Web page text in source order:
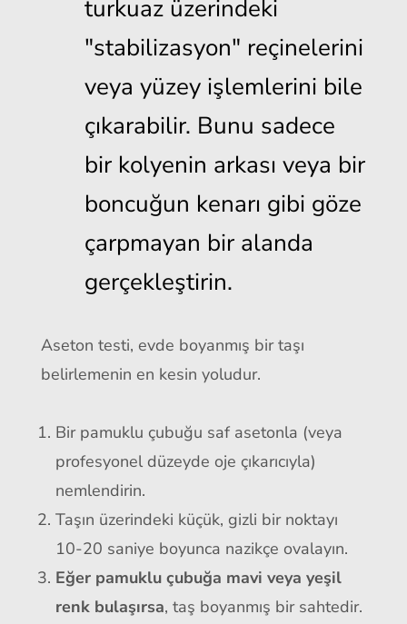
turkuaz üzerindeki
"stabilizasyon" reçinelerini
veya yüzey işlemlerini bile
çıkarabilir. Bunu sadece
bir kolyenin arkası veya bir
boncuğun kenarı gibi göze
çarpmayan bir alanda
gerçekleştirin.
Aseton testi, evde boyanmış bir taşı
belirlemenin en kesin yoludur.
Bir pamuklu çubuğu saf asetonla (veya
profesyonel düzeyde oje çıkarıcıyla)
nemlendirin.
Taşın üzerindeki küçük, gizli bir noktayı
10-20 saniye boyunca nazikçe ovalayın.
Eğer pamuklu çubuğa mavi veya yeşil
renk bulaşırsa, taş boyanmış bir sahtedir.